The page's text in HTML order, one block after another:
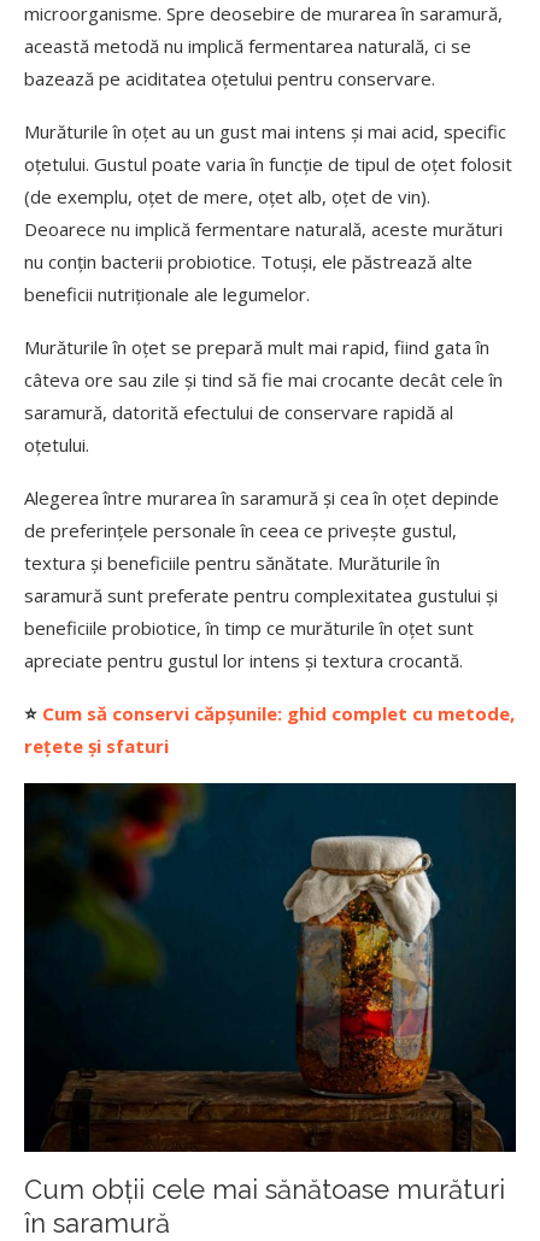
microorganisme. Spre deosebire de murarea în saramură,
această metodă nu implică fermentarea naturală, ci se
bazează pe aciditatea oțetului pentru conservare.
Murăturile în oțet au un gust mai intens și mai acid, specific
oțetului. Gustul poate varia în funcție de tipul de oțet folosit
(de exemplu, oțet de mere, oțet alb, oțet de vin).
Deoarece nu implică fermentare naturală, aceste murături
nu conțin bacterii probiotice. Totuși, ele păstrează alte
beneficii nutriționale ale legumelor.
Murăturile în oțet se prepară mult mai rapid, fiind gata în
câteva ore sau zile și tind să fie mai crocante decât cele în
saramură, datorită efectului de conservare rapidă al
oțetului.
Alegerea între murarea în saramură și cea în oțet depinde
de preferințele personale în ceea ce privește gustul,
textura și beneficiile pentru sănătate. Murăturile în
saramură sunt preferate pentru complexitatea gustului și
beneficiile probiotice, în timp ce murăturile în oțet sunt
apreciate pentru gustul lor intens și textura crocantă.
⭐ Cum să conservi căpșunile: ghid complet cu metode,
rețete și sfaturi
Cum obții cele mai sănătoase murături
în saramură